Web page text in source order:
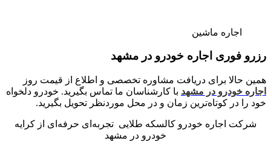
اجاره ماشین
رزرو فوری اجاره خودرو در مشهد
همین حالا برای دریافت مشاوره تخصصی و اطلاع از قیمت روز
اجاره خودرو در مشهد با کارشناسان ما تماس بگیرید. خودرو دلخواه
خود را در کوتاه‌ترین زمان و در محل موردنظر تحویل بگیرید.
شرکت اجاره خودرو کالسکه طلایی تجربه‌ای حرفه‌ای از کرایه
خودرو در مشهد